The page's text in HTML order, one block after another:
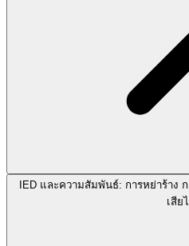
IED และความสัมพันธ์: การหย่าร้า
เสียไ